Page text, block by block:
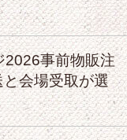
2026事前物販注
会場受取が選